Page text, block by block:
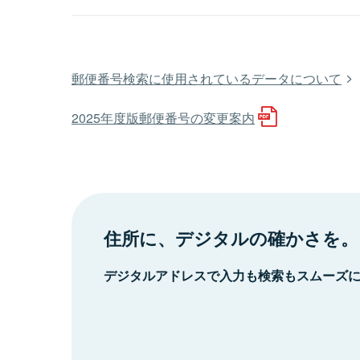
郵便番号検索に使用されているデータについて
2025年度版郵便番号の変更案内
住所に、デジタルの確かさを。
デジタルアドレスで入力も検索もスムーズ